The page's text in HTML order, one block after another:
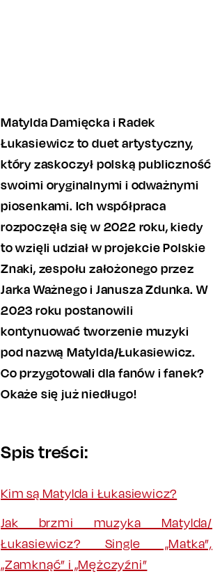
Matylda Damięcka i Radek
Łukasiewicz to duet artystyczny,
który zaskoczył polską publiczność
swoimi oryginalnymi i odważnymi
piosenkami. Ich współpraca
rozpoczęła się w 2022 roku, kiedy
to wzięli udział w projekcie Polskie
Znaki, zespołu założonego przez
Jarka Ważnego i Janusza Zdunka. W
2023 roku postanowili
kontynuować tworzenie muzyki
pod nazwą Matylda/Łukasiewicz.
Co przygotowali dla fanów i fanek?
Okaże się już niedługo!
Spis treści:
Kim są Matylda i Łukasiewicz?
Jak brzmi muzyka Matylda/
Łukasiewicz? Single „Matka”,
„Zamknąć” i „Mężczyźni”